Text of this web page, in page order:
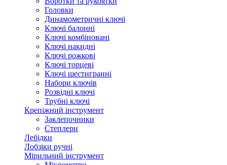
Головки
Динамометричні ключі
Ключі балонні
Ключі комбіновані
Ключі накидні
Ключі рожкові
Ключі торцеві
Ключі шестигранні
Набори ключів
Розвідні ключі
Трубні ключі
Крепіжний інструмент
Заклепочники
Степлери
Лебідки
Лобзіки ручні
Мірильний інструмент